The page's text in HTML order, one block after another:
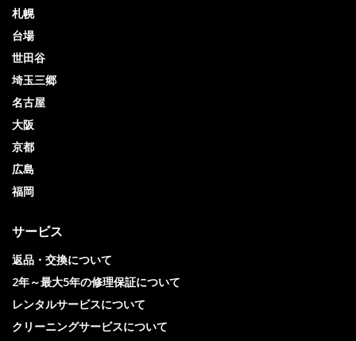
札幌
台場
世田谷
埼玉三郷
名古屋
大阪
京都
広島
福岡
サービス
返品・交換について
2年～最大5年の修理保証について
レンタルサービスについて
クリーニングサービスについて